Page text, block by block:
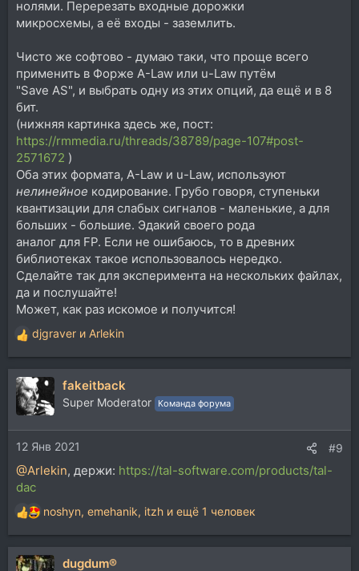
нолями. Перерезать входные дорожки
микросхемы, а её входы - заземлить.
Чисто же софтово - думаю таки, что проще всего
применить в Форже A-Law или u-Law путём
"Save AS", и выбрать одну из этих опций, да ещё и в 8
бит.
(нижняя картинка здесь же, пост:
https://rmmedia.ru/threads/38789/page-107#post-
2571672 )
Оба этих формата, A-Law и u-Law, используют
нелинейное кодирование. Грубо говоря, ступеньки
квантизации для слабых сигналов - маленькие, а для
больших - большие. Эдакий своего рода
аналог для FP. Если не ошибаюсь, то в древних
библиотеках такое использовалось нередко.
Сделайте так для эксперимента на нескольких файлах,
да и послушайте!
Может, как раз искомое и получится!
Р
е
а
к
ц
и
и
:
djgraver и Arlekin
fakeitback
Super Moderator Команда форума
12 Янв 2021 #9
@Arlekin, держи: https://tal-software.com/products/tal-
dac
Р
е
а
к
noshyn, emehanik, itzh и ещё 1 человек
dugdum®